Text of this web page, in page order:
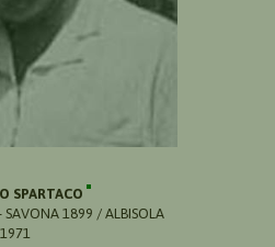
SPARTACO
SAVONA 1899 / ALBISOLA